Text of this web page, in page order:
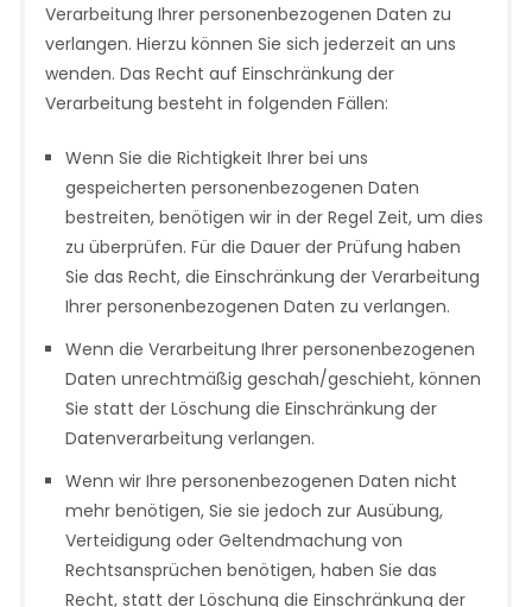
Verarbeitung Ihrer personenbezogenen Daten zu
verlangen. Hierzu können Sie sich jederzeit an uns
wenden. Das Recht auf Einschränkung der
Verarbeitung besteht in folgenden Fällen:
Wenn Sie die Richtigkeit Ihrer bei uns
gespeicherten personenbezogenen Daten
bestreiten, benötigen wir in der Regel Zeit, um dies
zu überprüfen. Für die Dauer der Prüfung haben
Sie das Recht, die Einschränkung der Verarbeitung
Ihrer personenbezogenen Daten zu verlangen.
Wenn die Verarbeitung Ihrer personenbezogenen
Daten unrechtmäßig geschah/geschieht, können
Sie statt der Löschung die Einschränkung der
Datenverarbeitung verlangen.
Wenn wir Ihre personenbezogenen Daten nicht
mehr benötigen, Sie sie jedoch zur Ausübung,
Verteidigung oder Geltendmachung von
Rechtsansprüchen benötigen, haben Sie das
Recht, statt der Löschung die Einschränkung der